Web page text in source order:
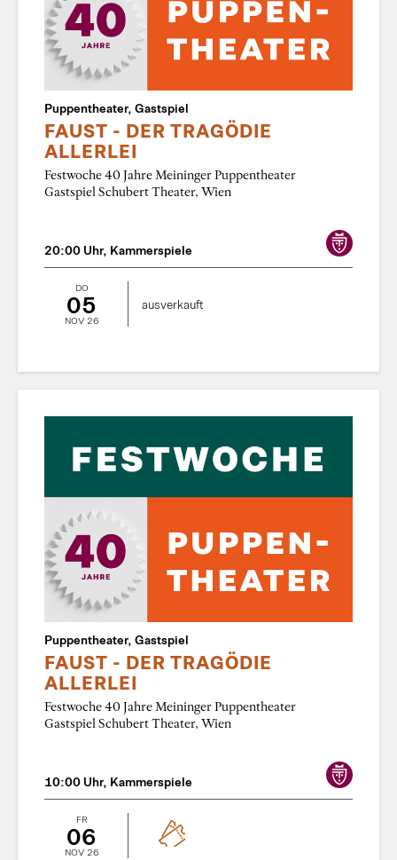
Puppentheater, Gastspiel
FAUST - DER TRAGÖDIE
ALLERLEI
Festwoche 40 Jahre Meininger Puppentheater
Gastspiel Schubert Theater, Wien
20:00 Uhr, Kammerspiele
DO
05
NOV 26
ausverkauft
Puppentheater, Gastspiel
FAUST - DER TRAGÖDIE
ALLERLEI
Festwoche 40 Jahre Meininger Puppentheater
Gastspiel Schubert Theater, Wien
10:00 Uhr, Kammerspiele
FR
06
NOV 26